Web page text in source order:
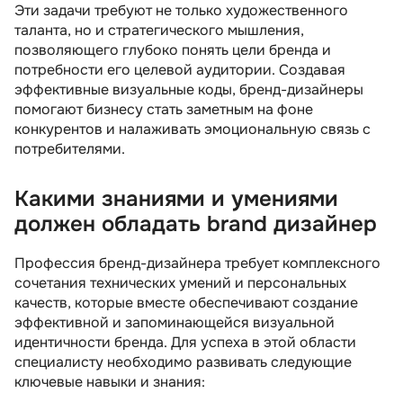
Эти задачи требуют не только художественного
таланта, но и стратегического мышления,
позволяющего глубоко понять цели бренда и
потребности его целевой аудитории. Создавая
эффективные визуальные коды, бренд-дизайнеры
помогают бизнесу стать заметным на фоне
конкурентов и налаживать эмоциональную связь с
потребителями.
Какими знаниями и умениями
должен обладать brand дизайнер
Профессия бренд-дизайнера требует комплексного
сочетания технических умений и персональных
качеств, которые вместе обеспечивают создание
эффективной и запоминающейся визуальной
идентичности бренда. Для успеха в этой области
специалисту необходимо развивать следующие
ключевые навыки и знания: